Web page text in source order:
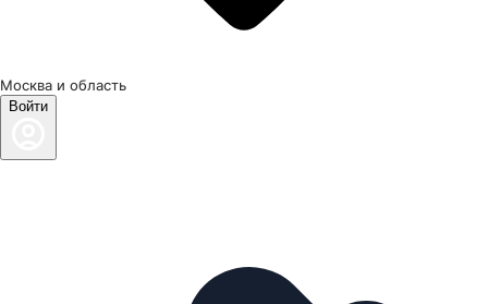
Москва и область
Войти